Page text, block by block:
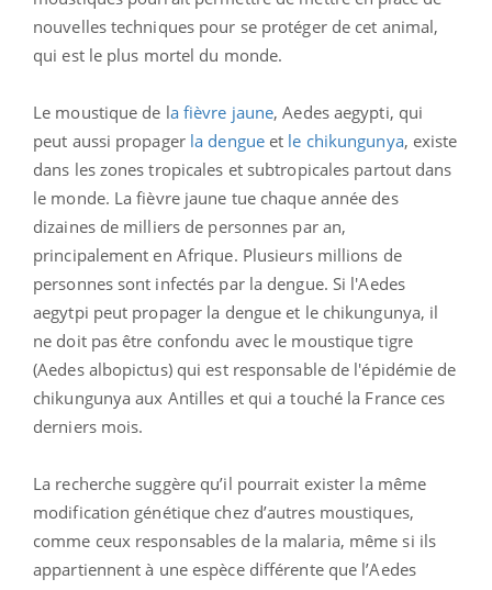
nouvelles techniques pour se protéger de cet animal,
qui est le plus mortel du monde.
Le moustique de la fièvre jaune, Aedes aegypti, qui
peut aussi propagerla dengueet le chikungunya, existe
dans les zones tropicales et subtropicales partout dans
le monde. La fièvre jaune tue chaque année des
dizaines de milliers de personnes par an,
principalement en Afrique. Plusieurs millions de
personnes sont infectés par la dengue. Si l'Aedes
aegytpi peut propager la dengue et le chikungunya, il
ne doit pas être confondu avec le moustique tigre
(Aedes albopictus) qui est responsable de l'épidémie de
chikungunya aux Antilles et qui a touché la France ces
derniers mois.
La recherche suggère qu’il pourrait exister la même
modification génétique chez d’autres moustiques,
comme ceux responsables de la malaria, même si ils
appartiennent à une espèce différente que l’Aedes